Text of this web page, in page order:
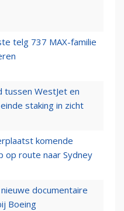
telg 737 MAX-familie
tussen WestJet en
staking in zicht
komende
op route naar Sydney
documentaire
Boeing